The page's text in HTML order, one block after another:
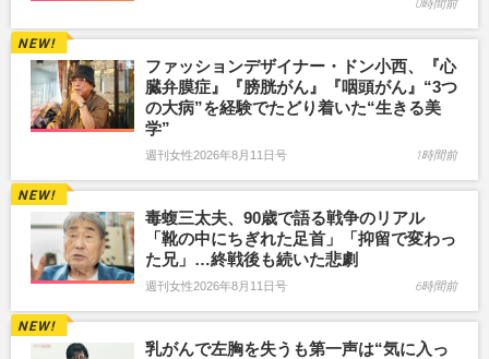
0時間前
ファッションデザイナー・ドン小西、『心
臓弁膜症』『膀胱がん』『咽頭がん』“3つ
の大病”を経験でたどり着いた“生きる美
学”
週刊女性2026年8月11日号 1時間前
毒蝮三太夫、90歳で語る戦争のリアル
「靴の中にちぎれた足首」「抑留で変わっ
た兄」…終戦後も続いた悲劇
週刊女性2026年8月11日号 6時間前
乳がんで左胸を失うも第一声は“気に入っ